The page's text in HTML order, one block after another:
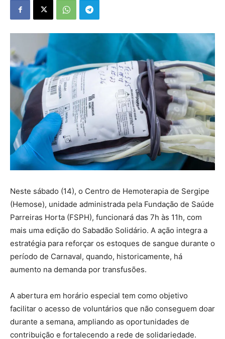
Neste sábado (14), o Centro de Hemoterapia de Sergipe
(Hemose), unidade administrada pela Fundação de Saúde
Parreiras Horta (FSPH), funcionará das 7h às 11h, com
mais uma edição do Sabadão Solidário. A ação integra a
estratégia para reforçar os estoques de sangue durante o
período de Carnaval, quando, historicamente, há
aumento na demanda por transfusões.
A abertura em horário especial tem como objetivo
facilitar o acesso de voluntários que não conseguem doar
durante a semana, ampliando as oportunidades de
contribuição e fortalecendo a rede de solidariedade.